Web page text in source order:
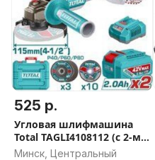
525 р.
Угловая шлифмашина
Total TAGLI4108112 (с 2-мя
АКБ, кейс)
Минск, Центральный